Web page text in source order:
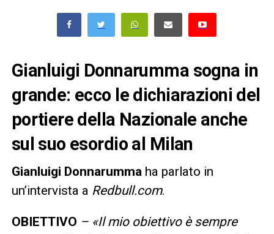
Gianluigi Donnarumma sogna in
grande: ecco le dichiarazioni del
portiere della Nazionale anche
sul suo esordio al Milan
Gianluigi Donnarumma ha parlato in
un’intervista a Redbull.com.
OBIETTIVO – «Il mio obiettivo è sempre